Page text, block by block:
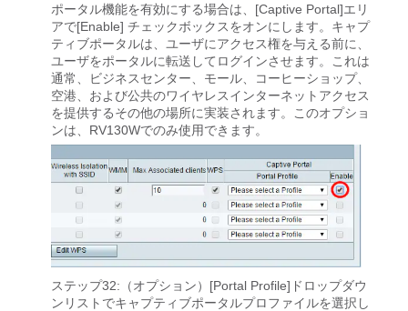
ポータル機能を有効にする場合は、[Captive Portal]エリ
アで[Enable] チェックボックスをオンにします。キャプ
ティブポータルは、ユーザにアクセス権を与える前に、
ユーザをポータルに転送してログインさせます。これは
通常、ビジネスセンター、モール、コーヒーショップ、
空港、および公共のワイヤレスインターネットアクセス
を提供するその他の場所に実装されます。このオプショ
ンは、RV130Wでのみ使用できます。
ステップ32:（オプション）[Portal Profile]ドロップダウ
ンリストでキャプティブポータルプロファイルを選択し